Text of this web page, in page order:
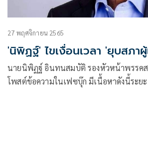
27 พฤศจิกายน 2565
'นิพิฏฐ์'​ ไขเงื่อนเวลา 'ยุบสภา
นายนิพิฏฐ์ อินทนสมบัติ รองหัวหน้าพรรคส
โพสต์ข้อความในเฟซบุ๊ก มีเนื้อหาดังนี้ระยะ